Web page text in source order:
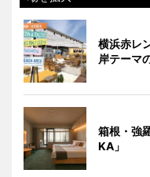
横浜赤レ
岸テーマ
箱根・強
KA」